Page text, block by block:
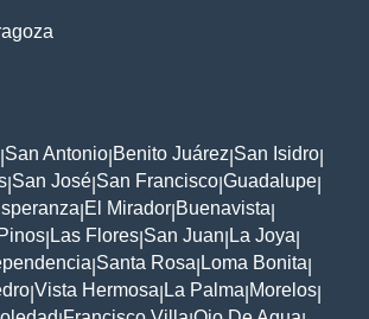
San Antonio Benito Juárez San Isidro
San José San Francisco Guadalupe
El Mirador Buenavista
Las Flores San Juan La Joya
Santa Rosa Loma Bonita
Vista Hermosa La Palma Morelos